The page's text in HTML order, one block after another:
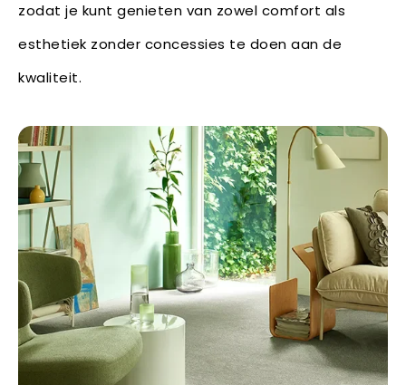
zodat je kunt genieten van zowel comfort als
esthetiek zonder concessies te doen aan de
kwaliteit.